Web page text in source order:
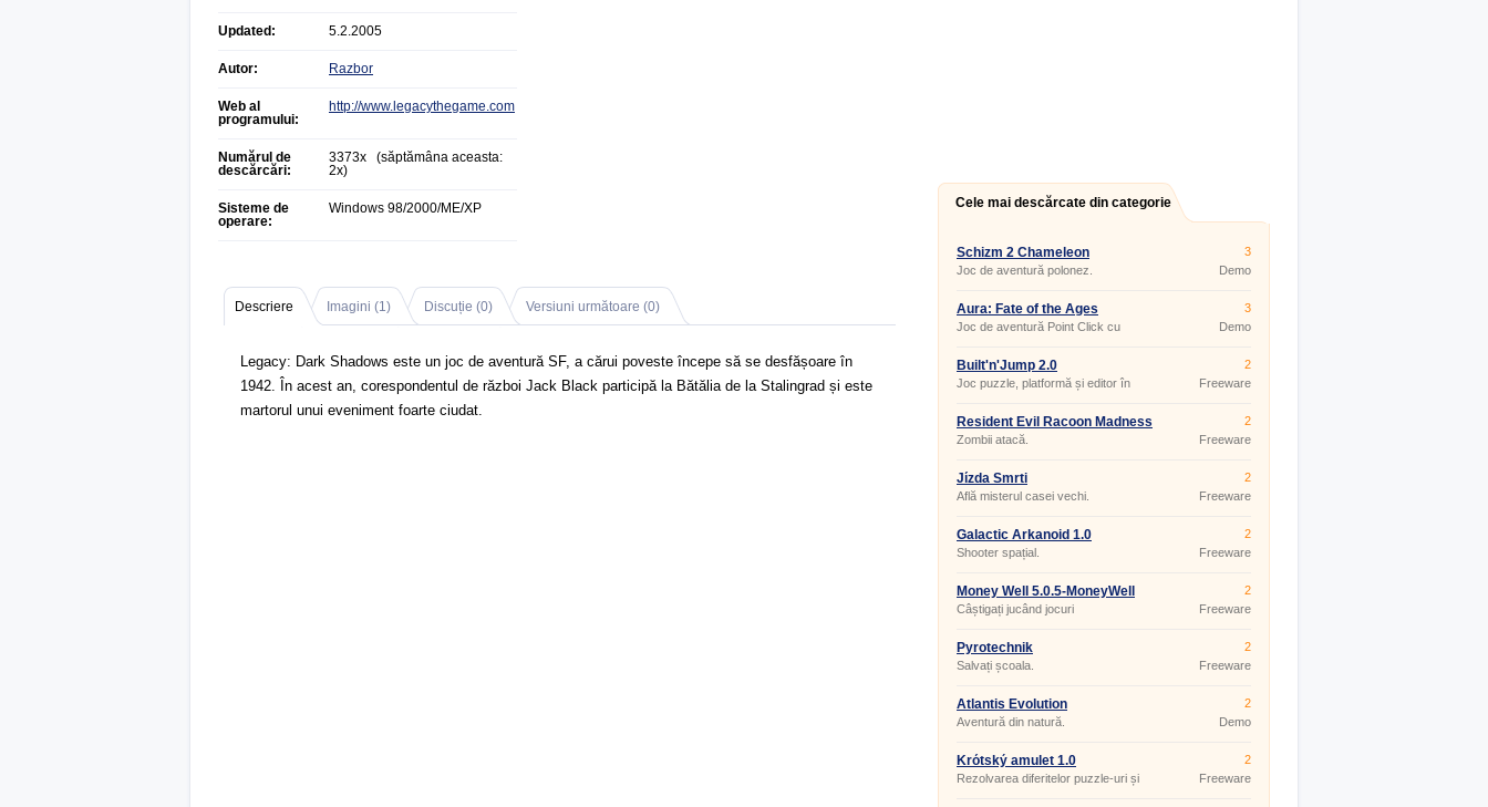
Updated: 5.2.2005
Autor: Razbor
Web al
programului:
http://www.legacythegame.com
Numărul de
descărcări:
3373x (săptămâna aceasta:
2x)
Sisteme de
operare:
Windows 98/2000/ME/XP
Descriere Imagini (1) Discuție (0) Versiuni următoare (0)
Legacy: Dark Shadows este un joc de aventură SF, a cărui poveste începe să se desfășoare în
1942. În acest an, corespondentul de război Jack Black participă la Bătălia de la Stalingrad și este
martorul unui eveniment foarte ciudat.
Cele mai descărcate din categorie
Schizm 2 Chameleon
Joc de aventură polonez.
3
Demo
Aura: Fate of the Ages
Joc de aventură Point Click cu
3
Demo
Built'n'Jump 2.0
Joc puzzle, platformă și editor în
2
Freeware
Resident Evil Racoon Madness
Zombii atacă.
2
Freeware
Jízda Smrti
Află misterul casei vechi.
2
Freeware
Galactic Arkanoid 1.0
Shooter spațial.
2
Freeware
Money Well 5.0.5-MoneyWell
Câștigați jucând jocuri
2
Freeware
Pyrotechnik
Salvați școala.
2
Freeware
Atlantis Evolution
Aventură din natură.
2
Demo
Krótský amulet 1.0
Rezolvarea diferitelor puzzle-uri și
2
Freeware